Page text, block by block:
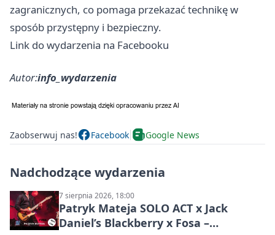
zagranicznych, co pomaga przekazać technikę w
sposób przystępny i bezpieczny.
Link do wydarzenia na Facebooku
Autor:info_wydarzenia
Zaobserwuj nas! Facebook Google News
Nadchodzące wydarzenia
7 sierpnia 2026, 18:00
Patryk Mateja SOLO ACT x Jack
Daniel’s Blackberry x Fosa –